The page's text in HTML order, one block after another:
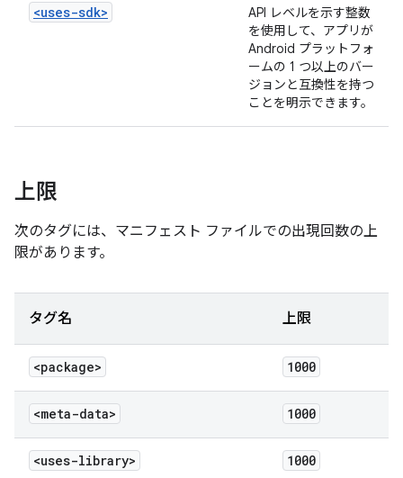
<uses-sdk>
API レベルを示す整数
を使用して、アプリが
Android プラットフォ
ームの 1 つ以上のバー
ジョンと互換性を持つ
ことを明示できます。
上限
次のタグには、マニフェスト ファイルでの出現回数の上
限があります。
タグ名 上限
<package> 1000
<meta-data> 1000
<uses-library> 1000